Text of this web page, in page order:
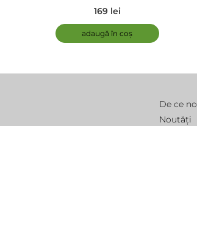
169 lei
adaugă în coș
De ce
Noutăți